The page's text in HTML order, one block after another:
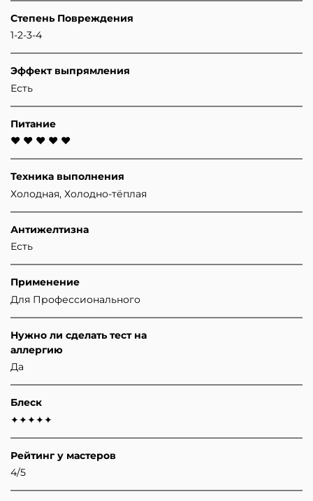
Степень Повреждения
1-2-3-4
Эффект выпрямления
Есть
Питание
♥ ♥ ♥ ♥ ♥
Техника выполнения
Холодная, Холодно-тёплая
Антижелтизна
Есть
Применение
Для Профессионального
Нужно ли сделать тест на
аллергию
Да
Блеск
✦✦✦✦✦
Рейтинг у мастеров
4/5